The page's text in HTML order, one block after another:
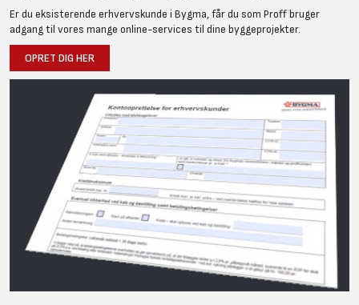
Er du eksisterende erhvervskunde i Bygma, får du som Proff bruger
adgang til vores mange online-services til dine byggeprojekter.
OPRET DIG HER